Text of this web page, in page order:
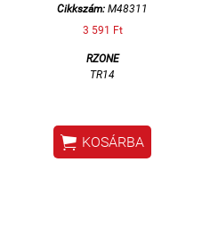
Cikkszám: M48311
3 591 Ft
RZONE
TR14
 KOSÁRBA